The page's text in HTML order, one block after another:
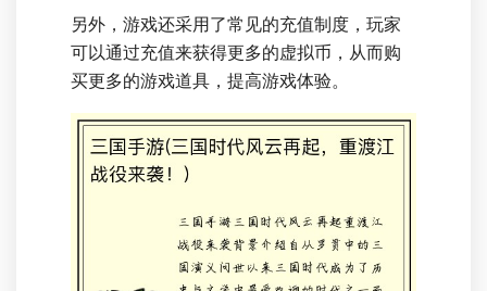
另外，游戏还采用了常见的充值制度，玩家
可以通过充值来获得更多的虚拟币，从而购
买更多的游戏道具，提高游戏体验。